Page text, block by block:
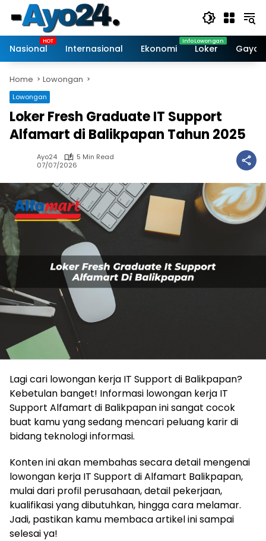
content
Nasional
Internasional Ekonomi Loker Gaya
Home Lowongan
Lowongan
Loker Fresh Graduate IT Support
Alfamart di Balikpapan Tahun 2025
Ayo24
5 Min Read
07/07/2026
Lagi cari lowongan kerja IT Support di Balikpapan?
Kebetulan banget! Informasi lowongan kerja IT
Support Alfamart di Balikpapan ini sangat cocok
buat kamu yang sedang mencari peluang karir di
bidang teknologi informasi.
Konten ini akan membahas secara detail mengenai
lowongan kerja IT Support di Alfamart Balikpapan,
mulai dari profil perusahaan, detail pekerjaan,
kualifikasi yang dibutuhkan, hingga cara melamar.
Jadi, pastikan kamu membaca artikel ini sampai
selesai ya!